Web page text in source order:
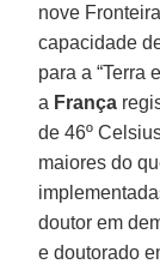
nove
capacidade
para a “Terra
a França
de 46º
maiores do
doutor em
e doutorado